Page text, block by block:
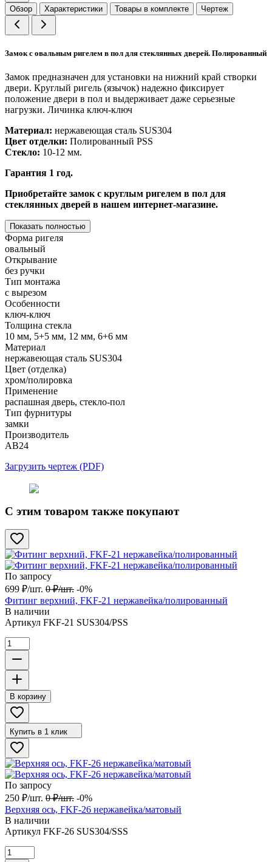
Обзор Характеристики Товары в комплекте Чертеж
Замок с овальным ригелем в пол для стеклянных дверей. Полированный
Замок предназначен для установки на нижний край створки
двери. Круглый ригель (язычок) надежно фиксирует
положение двери в пол и выдерживает даже серьезные
нагрузки. Личинка ключ-ключ
Материал: нержавеющая сталь SUS304
Цвет отделки: Полированный PSS
Стекло: 10-12 мм.
Гарантия 1 год.
Приобретайте замок с круглым ригелем в пол для
стеклянных дверей в нашем интернет-магазине.
Показать полностью
Форма ригеля
овальный
Открывание
без ручки
Тип монтажа
с вырезом
Особенности
ключ-ключ
Толщина стекла
10 мм, 5+5 мм, 12 мм, 6+6 мм
Материал
нержавеющая сталь SUS304
Цвет (отделка)
хром/полировка
Применение
распашная дверь, стекло-пол
Тип фурнитуры
замки
Производитель
АВ24
Загрузить чертеж (PDF)
С этим товаром также покупают
По запросу
699 ₽/шт. 0 ₽/шт. -0%
Фитинг верхний, FKF-21 нержавейка/полированный
В наличии
Артикул FKF-21 SUS304/PSS
В корзину
Купить в 1 клик
По запросу
250 ₽/шт. 0 ₽/шт. -0%
Верхняя ось, FKF-26 нержавейка/матовый
В наличии
Артикул FKF-26 SUS304/SSS